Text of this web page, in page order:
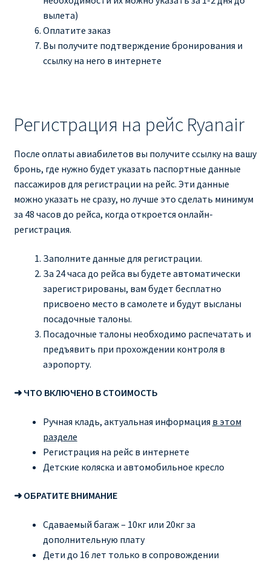
вылета)
Оплатите заказ
Вы получите подтверждение бронирования и
ссылку на него в интернете
Регистрация на рейс Ryanair
После оплаты авиабилетов вы получите ссылку на вашу
бронь, где нужно будет указать паспортные данные
пассажиров для регистрации на рейс. Эти данные
можно указать не сразу, но лучше это сделать минимум
за 48 часов до рейса, когда откроется онлайн-
регистрация.
Заполните данные для регистрации.
За 24 часа до рейса вы будете автоматически
зарегистрированы, вам будет бесплатно
присвоено место в самолете и будут высланы
посадочные талоны.
Посадочные талоны необходимо распечатать и
предъявить при прохождении контроля в
аэропорту.
➜ ЧТО ВКЛЮЧЕНО В СТОИМОСТЬ
Ручная кладь, актуальная информация в этом
разделе
Регистрация на рейс в интернете
Детские коляска и автомобильное кресло
➜ ОБРАТИТЕ ВНИМАНИЕ
Сдаваемый багаж – 10кг или 20кг за
дополнительную плату
Дети до 16 лет только в сопровождении